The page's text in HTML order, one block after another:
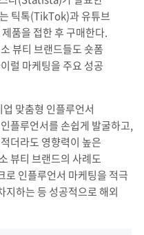
틱톡(TikTok)과 유튜브
품을 접한 후 구매한다.
뷰티 브랜드들도 숏폼
럴 마케팅을 주요 성공
맞춤형 인플루언서
플루언서를 손쉽게 발굴하고,
더라도 영향력이 높은
뷰티 브랜드의 사례도
로 인플루언서 마케팅을 적극
지하는 등 성공적으로 해외